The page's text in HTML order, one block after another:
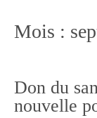
Mois :
Don du
nouvelle